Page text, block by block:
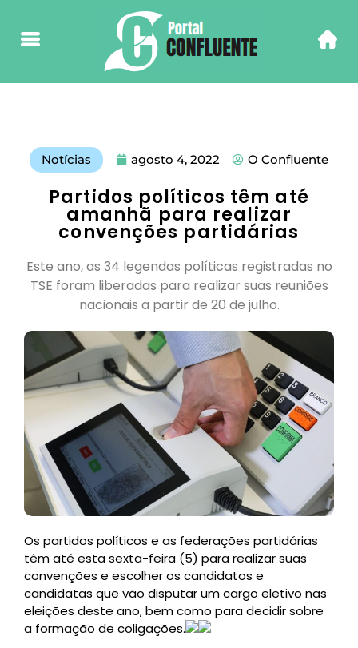
Notícias agosto 4, 2022 O Confluente
Partidos políticos têm até
amanhã para realizar
convenções partidárias
Este ano, as 34 legendas políticas registradas no
TSE foram liberadas para realizar suas reuniões
nacionais a partir de 20 de julho.
Os partidos políticos e as federações partidárias
têm até esta sexta-feira (5) para realizar suas
convenções e escolher os candidatos e
candidatas que vão disputar um cargo eletivo nas
eleições deste ano, bem como para decidir sobre
a formação de coligações.